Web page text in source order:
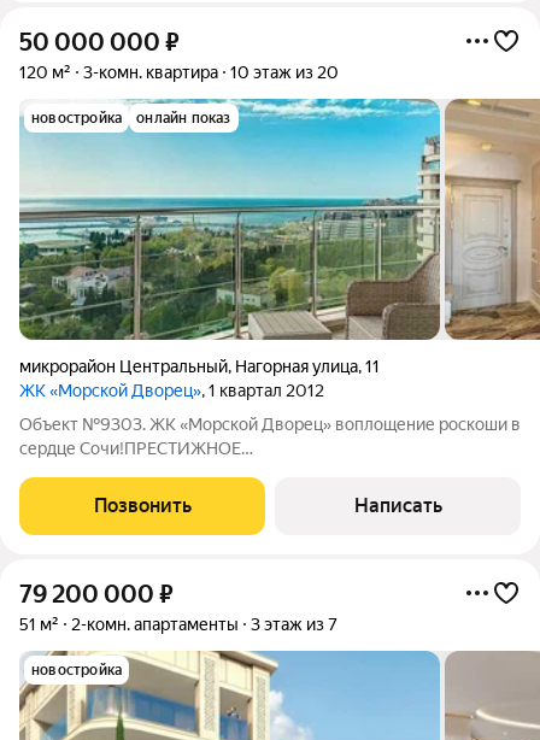
50 000 000 ₽
120 м² 3-комн. квартира 10 этаж из 20
новостройка онлайн показ
микрорайон Центральный, Нагорная улица,11
ЖК «Морской Дворец», 1 квартал 2012
Объект №9303. ЖК «Морской Дворец» воплощение роскоши в
сердце Сочи!ПРЕСТИЖНОЕ
дорогу от Художественного музея500 метров до моря5
минут пешком до главных достопримечательностей:Японский
Позвонить Написать
79 200 000 ₽
51 м² 2-комн. апартаменты 3 этаж из 7
новостройка